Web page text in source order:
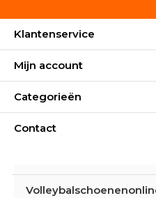
Klantenservice
Mijn account
Categorieën
Contact